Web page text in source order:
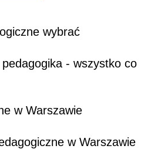
wybrać
- wszystko co
w Warszawie
w Warszawie